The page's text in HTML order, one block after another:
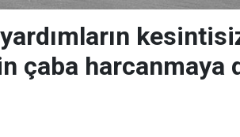
çaba harcanmaya